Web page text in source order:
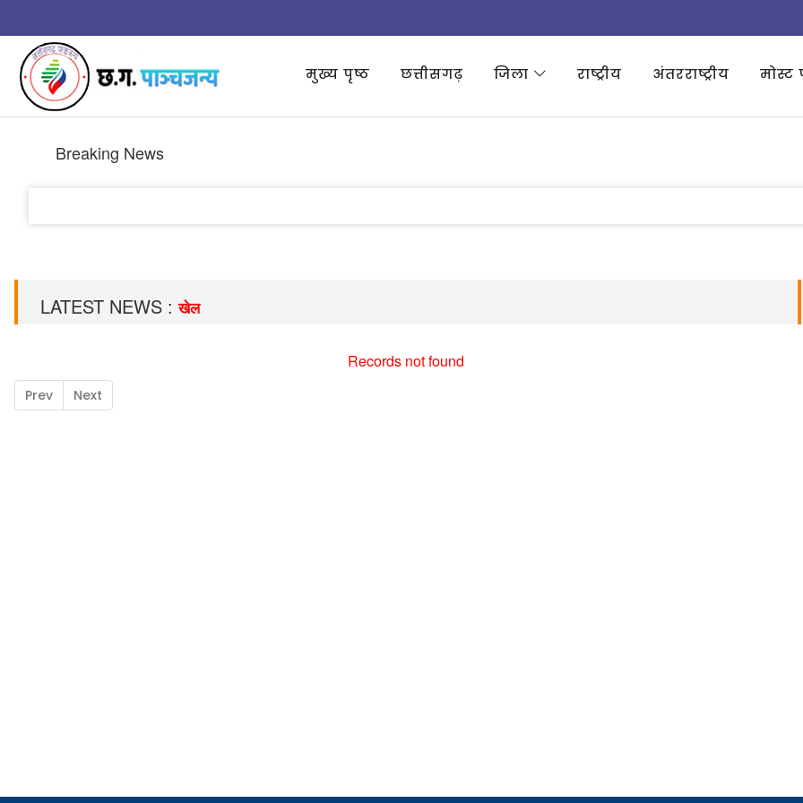
मुख्य पृष्ठ छत्तीसगढ़ जिला राष्ट्रीय अंतरराष्ट्रीय मोस्ट
Breaking News
LATEST NEWS :खेल
Records not found
Prev Next